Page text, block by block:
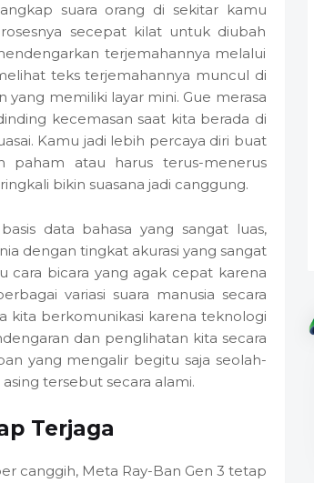
suara orang di sekitar kamu
secepat kilat untuk diubah
terjemahannya melalui
teks terjemahannya muncul di
memiliki layar mini. Gue merasa
kecemasan saat kita berada di
Kamu jadi lebih percaya diri buat
paham atau harus terus-menerus
bikin suasana jadi canggung.
data bahasa yang sangat luas,
dengan tingkat akurasi yang sangat
cara bicara yang agak cepat karena
variasi suara manusia secara
kita berkomunikasi karena teknologi
dan penglihatan kita secara
yang mengalir begitu saja seolah-
tersebut secara alami.
Terjaga
canggih, Meta Ray-Ban Gen 3 tetap